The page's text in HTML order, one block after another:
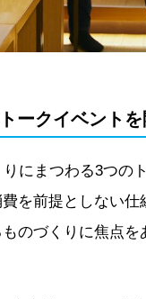
ークイベントを
にまつわる3つの
を前提としない
のづくりに焦点